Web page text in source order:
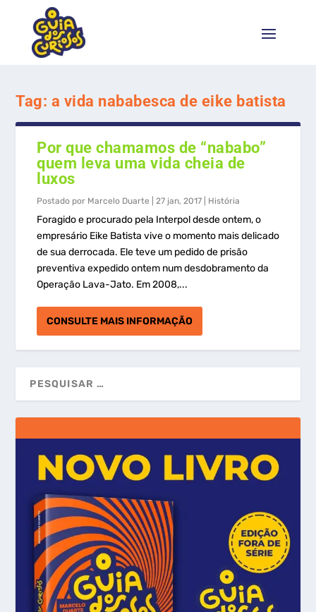
Tag: a vida nababesca de eike batista
Por que chamamos de “nababo”
quem leva uma vida cheia de
luxos
Postado por Marcelo Duarte |27 jan, 2017 História
Foragido e procurado pela Interpol desde ontem, o
empresário Eike Batista vive o momento mais delicado
de sua derrocada. Ele teve um pedido de prisão
preventiva expedido ontem num desdobramento da
Operação Lava-Jato. Em 2008,...
CONSULTE MAIS INFORMAÇÃO